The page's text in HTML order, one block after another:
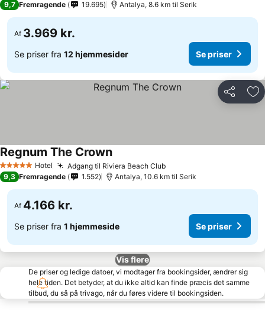
9,7 Fremragende 19.695 Antalya, 8.6 km til Serik
Af 3.969 kr.
Se priser fra 12 hjemmesider Se priser
Del
5 Stjerner Hotel Adgang til Riviera Beach Club
Regnum The Crown
9,3 Fremragende 1.552 Antalya, 10.6 km til Serik
Af 4.166 kr.
Se priser fra 1 hjemmeside Se priser
Vis flere
De priser og ledige datoer, vi modtager fra bookingsider, ændrer sig
hele tiden. Det betyder, at du ikke altid kan finde præcis det samme
tilbud, du så på trivago, når du føres videre til bookingsiden.